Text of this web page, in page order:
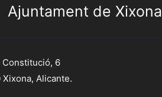
Ajuntament de Xixona
Constitució, 6
Xixona, Alicante.